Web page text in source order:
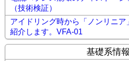
（技術検証）
アイドリング時から「ノンリニ
紹介します。VFA-01
基礎系情報